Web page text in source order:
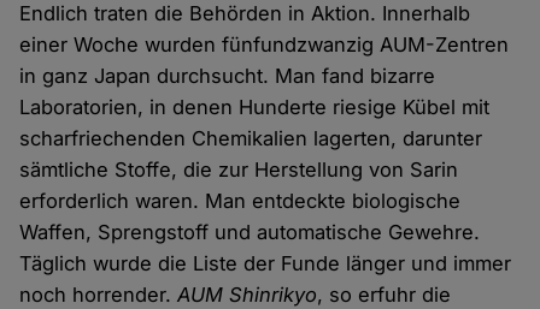
Endlich traten die Behörden in Aktion. Innerhalb
einer Woche wurden fünfundzwanzig AUM-Zentren
in ganz Japan durchsucht. Man fand bizarre
Laboratorien, in denen Hunderte riesige Kübel mit
scharfriechenden Chemikalien lagerten, darunter
sämtliche Stoffe, die zur Herstellung von Sarin
erforderlich waren. Man entdeckte biologische
Waffen, Sprengstoff und automatische Gewehre.
Täglich wurde die Liste der Funde länger und immer
noch horrender.AUM Shinrikyo, so erfuhr die